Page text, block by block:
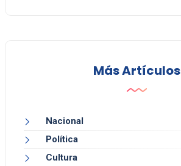
Más Artículos
Nacional
Política
Cultura